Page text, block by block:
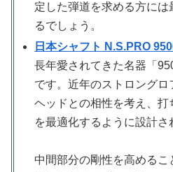
定した弾道を求める方には
るでしょう。
日本シャフト N.S.PRO
長年愛されてきた名器「
です。近年のストロングロ
ヘッドとの相性を考え、
を最適化するように設計さ
中間部分の剛性を高める